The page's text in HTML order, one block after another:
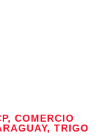
, COMERCIO
, TRIGO